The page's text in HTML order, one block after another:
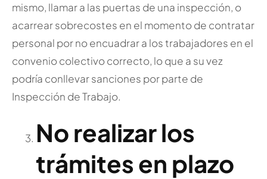
mismo, llamar a las puertas de una inspección, o
acarrear sobrecostes en el momento de contratar
personal por no encuadrar a los trabajadores en el
convenio colectivo correcto, lo que a su vez
podría conllevar sanciones por parte de
Inspección de Trabajo.
No realizar los
trámites en plazo